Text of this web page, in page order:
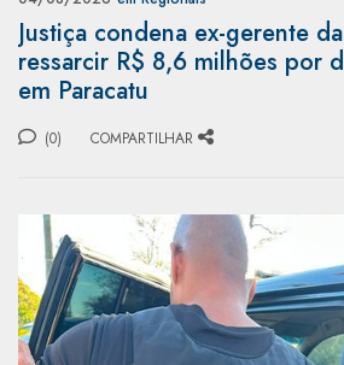
Justiça condena ex-gerente
ressarcir R$ 8,6 milhões por
em Paracatu
(0) COMPARTILHAR